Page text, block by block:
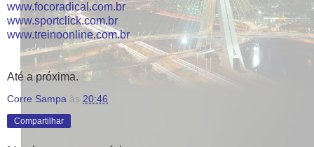
www.focoradical.com.br
www.sportclick.com.br
www.treinoonline.com.br
Até a próxima.
Corre Sampa às 20:46
Compartilhar